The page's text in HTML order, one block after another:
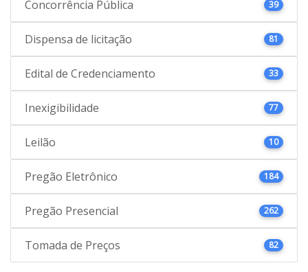
Concorrência Pública 39
Dispensa de licitação 81
Edital de Credenciamento 33
Inexigibilidade 77
Leilão 10
Pregão Eletrônico 184
Pregão Presencial 262
Tomada de Preços 82